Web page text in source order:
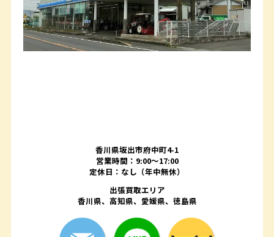
香川県坂出市府中町4-1
営業時間：9:00～17:00
定休日：なし（年中無休）
出張買取エリア
香川県、高知県、愛媛県、徳島県